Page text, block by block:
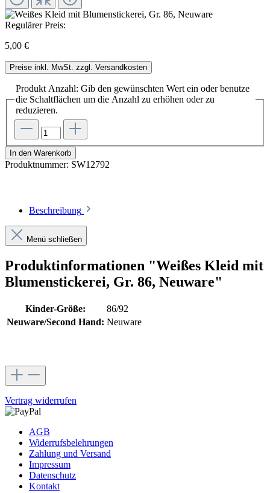
Regulärer Preis:
5,00 €
Preise inkl. MwSt. zzgl. Versandkosten
Produkt Anzahl: Gib den gewünschten Wert ein oder benutze
die Schaltflächen um die Anzahl zu erhöhen oder zu
reduzieren.
In den Warenkorb
Produktnummer: SW12792
Beschreibung
Menü schließen
Produktinformationen "Weißes Kleid mit
Blumenstickerei, Gr. 86, Neuware"
Kinder-Größe:
86/92
Neuware/Second Hand: Neuware
Vertrag widerrufen
AGB
Widerrufsbelehrungen
Zahlung und Versand
Impressum
Datenschutz
Kontakt